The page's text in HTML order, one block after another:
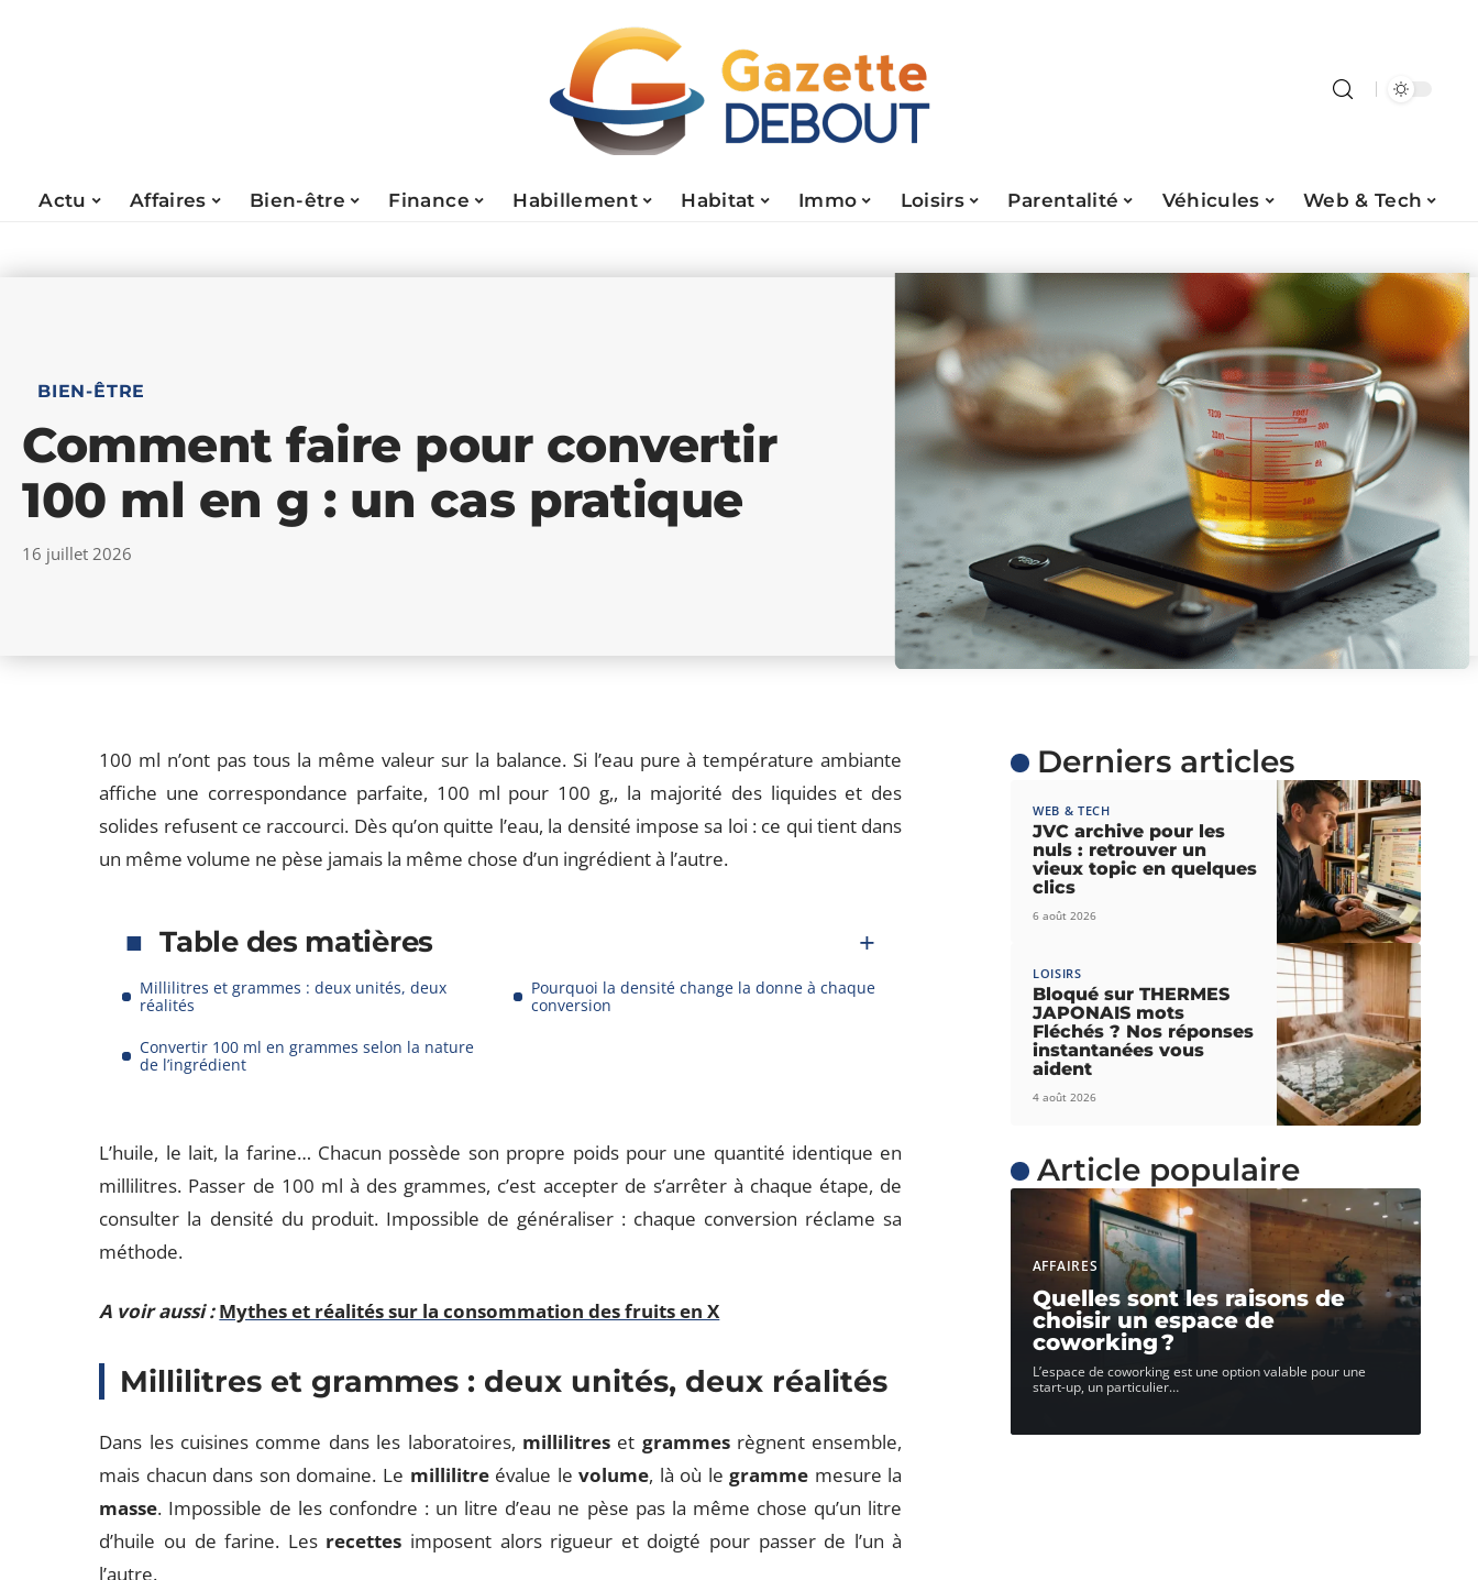
Actu Affaires Bien-être Finance Habillement Habitat Immo Loisirs Parentalité Véhicules Web & Tech
BIEN-ÊTRE
Comment faire pour convertir
100 ml en g : un cas pratique
16 juillet 2026
100 ml n’ont pas tous la même valeur sur la balance. Si l’eau pure à température ambiante
affiche une correspondance parfaite, 100 ml pour 100 g,, la majorité des liquides et des
solides refusent ce raccourci. Dès qu’on quitte l’eau, la densité impose sa loi : ce qui tient dans
un même volume ne pèse jamais la même chose d’un ingrédient à l’autre.
Table des matières
Millilitres et grammes : deux unités, deux
réalités
Pourquoi la densité change la donne à chaque
conversion
Convertir 100 ml en grammes selon la nature
de l’ingrédient
L’huile, le lait, la farine… Chacun possède son propre poids pour une quantité identique en
millilitres. Passer de 100 ml à des grammes, c’est accepter de s’arrêter à chaque étape, de
consulter la densité du produit. Impossible de généraliser : chaque conversion réclame sa
méthode.
A voir aussi : Mythes et réalités sur la consommation des fruits en X
Millilitres et grammes : deux unités, deux réalités
Dans les cuisines comme dans les laboratoires, millilitreset grammesrègnent ensemble,
mais chacun dans son domaine. Le millilitreévalue levolume, là où legramme mesure la
masse. Impossible de les confondre : un litre d’eau ne pèse pas la même chose qu’un litre
d’huile ou de farine. Les recettes imposent alors rigueur et doigté pour passer de l’un à
l’autre.
Derniers articles
WEB & TECH
JVC archive pour les
nuls : retrouver un
vieux topic en quelques
clics
6 août 2026
LOISIRS
Bloqué sur THERMES
JAPONAIS mots
Fléchés ? Nos réponses
instantanées vous
aident
4 août 2026
Article populaire
AFFAIRES
Quelles sont les raisons de
choisir un espace de
coworking ?
L’espace de coworking est une option valable pour une
start-up, un particulier…